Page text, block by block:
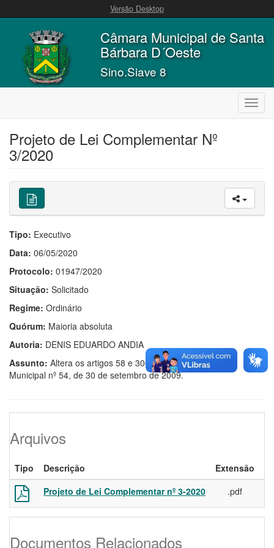
Versão Desktop
Câmara Municipal de Santa
Bárbara D´Oeste
Sino.Siave 8
Projeto de Lei Complementar Nº
3/2020
Tipo: Executivo
Data: 06/05/2020
Protocolo: 01947/2020
Situação: Solicitado
Regime: Ordinário
Quórum: Maioria absoluta
Autoria: DENIS EDUARDO ANDIA
Assunto: Altera os artigos 58 e 306 da Lei Complementar
Municipal nº 54, de 30 de setembro de 2009.
Arquivos
Tipo Descrição
Extensão
Projeto de Lei Complementar nº 3-2020
.pdf
Documentos Relacionados